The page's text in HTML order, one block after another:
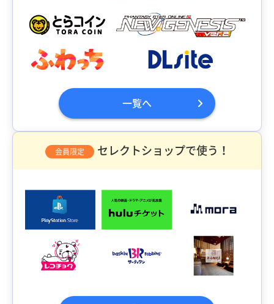
一覧へ
会員限定 セレクトショップで使う！